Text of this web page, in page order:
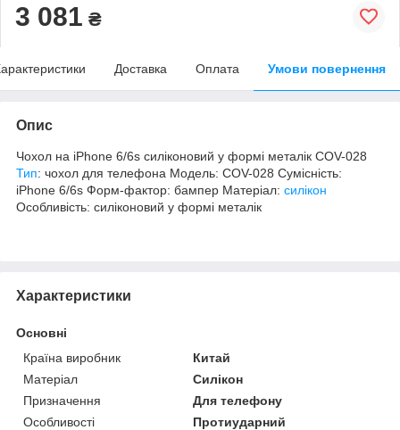
3 081 ₴
Доставка Оплата Умови повернення
Опис
Чохол на iPhone 6/6s силіконовий у формі металік COV-028
Тип: чохол для телефона Модель: COV-028 Сумісність:
iPhone 6/6s Форм-фактор: бампер Матеріал: силікон
Особливість: силіконовий у формі металік
Характеристики
Основні
Країна виробник
Китай
Матеріал
Силікон
Призначення
Для телефону
Особливості
Протиударний